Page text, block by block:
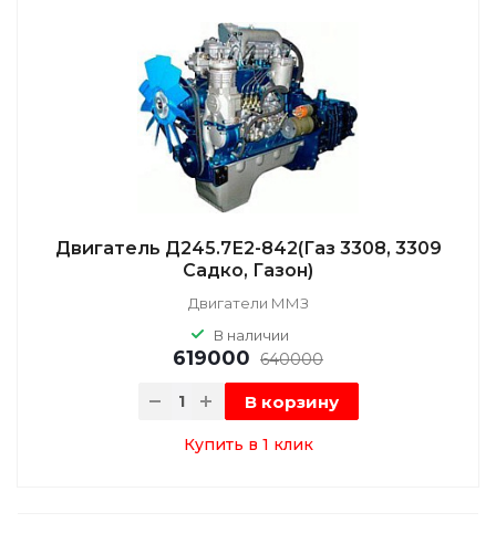
Двигатель Д245.7Е2-842(Газ 3308, 3309
Садко, Газон)
Двигатели ММЗ
В наличии
619000 640000
В корзину
Купить в 1 клик